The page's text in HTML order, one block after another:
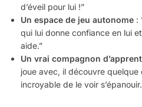
d’éveil pour lui !”
Un espace de jeu autonome :
qui lui donne confiance en lui
aide.”
Un vrai compagnon
joue avec, il découvre quelque
incroyable de le voir